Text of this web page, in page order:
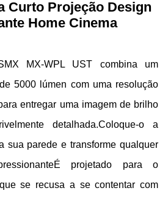
Curto Projeção Design
Home Cinema
MX-WPL UST combina um
5000 lúmen com uma resolução
entregar uma imagem de brilho
detalhada.Coloque-o a
sua parede e transforme qualquer
projetado para o
se recusa a se contentar com